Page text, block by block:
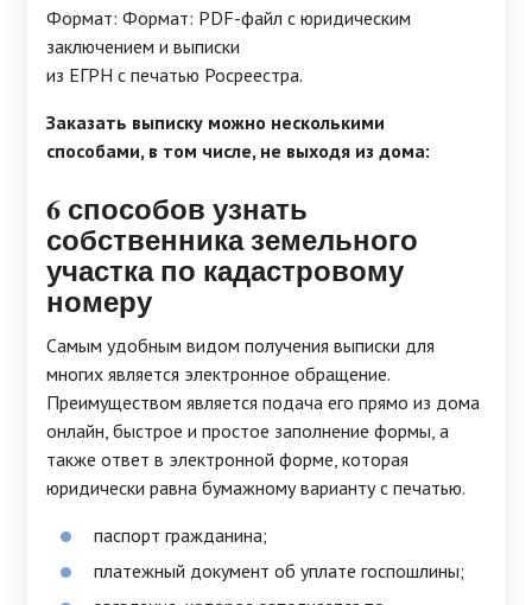
Формат: Формат: PDF-файл с юридическим
заключением и выписки
из ЕГРН с печатью Росреестра.
Заказать выписку можно несколькими
способами, в том числе, не выходя из дома:
6 способов узнать
собственника земельного
участка по кадастровому
номеру
Самым удобным видом получения выписки для
многих является электронное обращение.
Преимуществом является подача его прямо из дома
онлайн, быстрое и простое заполнение формы, а
также ответ в электронной форме, которая
юридически равна бумажному варианту с печатью.
паспорт гражданина;
платежный документ об уплате госпошлины;